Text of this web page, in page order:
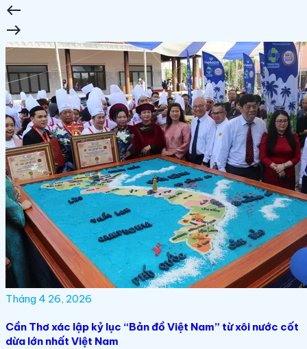
west
east
Tháng 4 26, 2026
Cần Thơ xác lập kỷ lục “Bản đồ Việt Nam” từ xôi nước cốt
dừa lớn nhất Việt Nam